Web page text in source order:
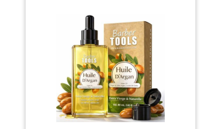
peau, apaise les tiraillements
dès la première application.
TOUTE LA FAMILLE - Utilisable
comme huile argan visage,
huile corps de massage, soin
barbe ou traitement après-
soleil. Convient à tous les
types de peau et de cheveux.
100% PURE ET QUALITÉ
MAROCAINE - Notre argan oil
Morocco est pressée à froid
sur place au Maroc dans la
plus pure tradition. Une huile
pour le corps haut de gamme
ce qui signifie que leur
composition a été analysée
afin de garantir la présence
des molécules à l'origine de
leurs effets. CONSEILS
D'UTILISATION ET POSOLOGIE :
Usage oral - 10 g (1 cuillère à
soupe) par jour. Usage
cosmétique - Convient
particulièrement aux peaux
matures ou fragilisées.
S’utilise pour protéger la peau
du vieillissement, fortifier les
ongles fragiles et cassants.
PRANARÔM, L’AROMATHÉRAPIE